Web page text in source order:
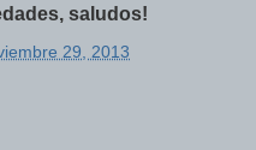
saludos!
29, 2013